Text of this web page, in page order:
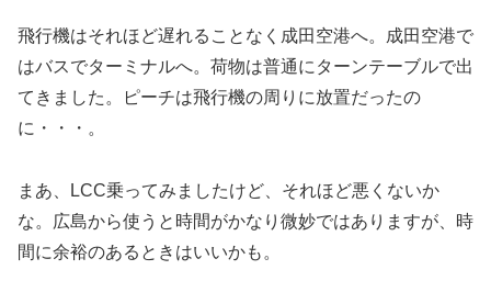
飛行機はそれほど遅れることなく成田空港へ。成田空港で
はバスでターミナルへ。荷物は普通にターンテーブルで出
てきました。ピーチは飛行機の周りに放置だったの
に・・・。
まあ、LCC乗ってみましたけど、それほど悪くないか
な。広島から使うと時間がかなり微妙ではありますが、時
間に余裕のあるときはいいかも。